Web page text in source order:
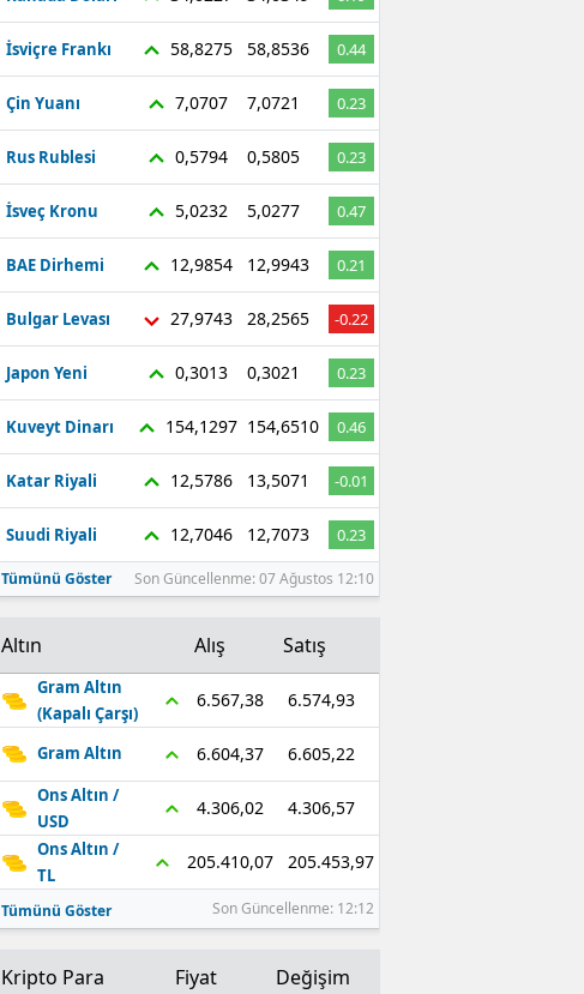
İsviçre Frankı 58,8275 58,8536 0.44
Çin Yuanı 7,0707 7,0721 0.23
Rus Rublesi 0,5794 0,5805 0.23
İsveç Kronu 5,0232 5,0277 0.47
BAE Dirhemi 12,9854 12,9943 0.21
Bulgar Levası 27,9743 28,2565 -0.22
Japon Yeni 0,3013 0,3021 0.23
Kuveyt Dinarı 154,1297 154,6510 0.46
Katar Riyali 12,5786 13,5071 -0.01
Suudi Riyali 12,7046 12,7073 0.23
Tümünü Göster Son Güncellenme: 07 Ağustos 12:10
Altın Alış Satış
Gram Altın
(Kapalı Çarşı)
6.567,38 6.574,93
Gram Altın 6.604,37 6.605,22
Ons Altın /
USD
4.306,02 4.306,57
Ons Altın /
TL
205.410,07 205.453,97
Tümünü Göster Son Güncellenme: 12:12
Kripto Para Fiyat Değişim